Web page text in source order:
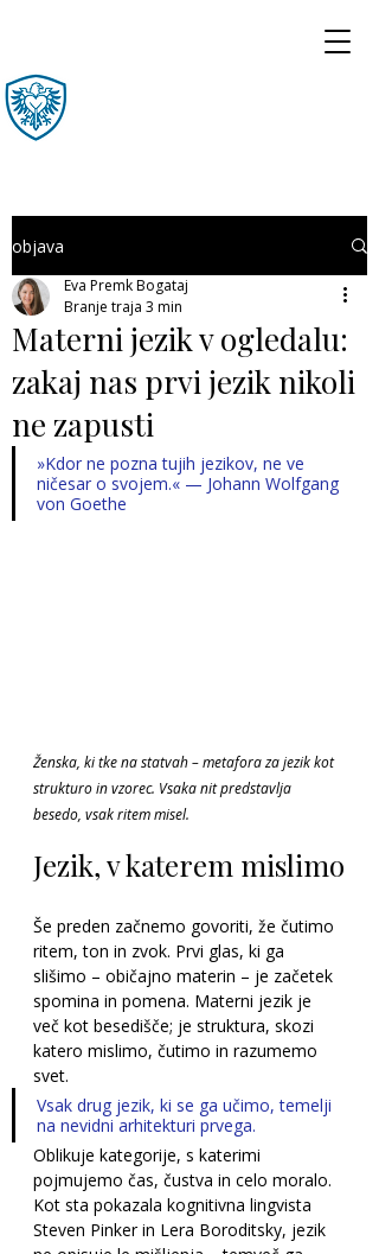
objava
Materni jezik v ogledalu:
zakaj nas prvi jezik nikoli
ne zapusti
Eva Premk Bogataj
Branje traja 3 min
»Kdor ne pozna tujih jezikov, ne ve
ničesar o svojem.« — Johann Wolfgang
von Goethe
Ženska, ki tke na statvah – metafora za jezik kot
strukturo in vzorec. Vsaka nit predstavlja
besedo, vsak ritem misel.
Jezik, v katerem mislimo
Še preden začnemo govoriti, že čutimo
ritem, ton in zvok. Prvi glas, ki ga
slišimo – običajno materin – je začetek
spomina in pomena. Materni jezik je
več kot besedišče; je struktura, skozi
katero mislimo, čutimo in razumemo
svet.
Vsak drug jezik, ki se ga učimo, temelji
na nevidni arhitekturi prvega.
Oblikuje kategorije, s katerimi
pojmujemo čas, čustva in celo moralo.
Kot sta pokazala kognitivna lingvista
Steven Pinker in Lera Boroditsky, jezik